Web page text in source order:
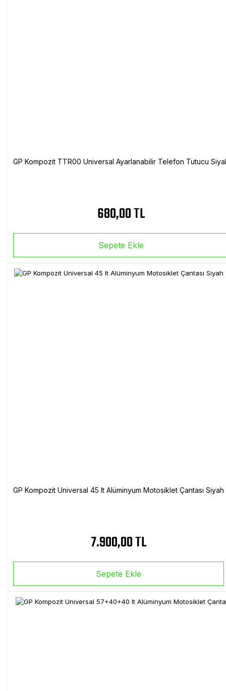
GP Kompozit TTR00 Universal Ayarlanabilir Telefon Tutucu
680,00 TL
Sepete Ekle
GP Kompozit Universal 45 lt Alüminyum Motosiklet Çantası Siyah
7.900,00 TL
Sepete Ekle